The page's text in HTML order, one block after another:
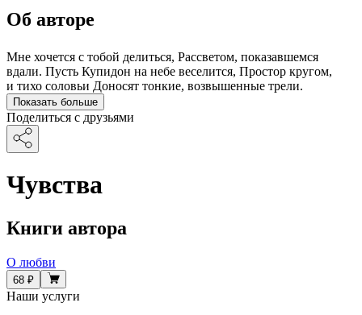
Об авторе
Мне хочется с тобой делиться, Рассветом, показавшемся
вдали. Пусть Купидон на небе веселится, Простор кругом,
и тихо соловьи Доносят тонкие, возвышенные трели.
Показать больше
Поделиться с друзьями
Чувства
Книги автора
О любви
68 ₽
Наши услуги